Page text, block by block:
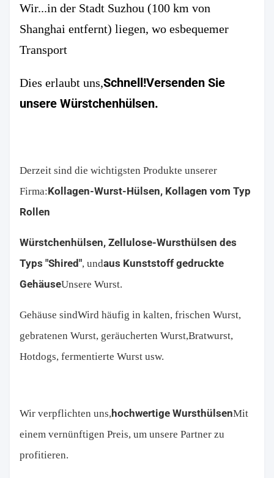
Wir...in der Stadt Suzhou (100 km von
Shanghai entfernt) liegen, wo esbequemer
Transport
Dies erlaubt uns,Schnell!Versenden Sie
unsere Würstchenhülsen.
Derzeit sind die wichtigsten Produkte unserer
Firma:Kollagen-Wurst-Hülsen, Kollagen vom Typ
Rollen
Würstchenhülsen, Zellulose-Wursthülsen des
Typs "Shired", undaus Kunststoff gedruckte
GehäuseUnsere Wurst.
Gehäuse sindWird häufig in kalten, frischen Wurst,
gebratenen Wurst, geräucherten Wurst,Bratwurst,
Hotdogs, fermentierte Wurst usw.
Wir verpflichten uns,hochwertige WursthülsenMit
einem vernünftigen Preis, um unsere Partner zu
profitieren.